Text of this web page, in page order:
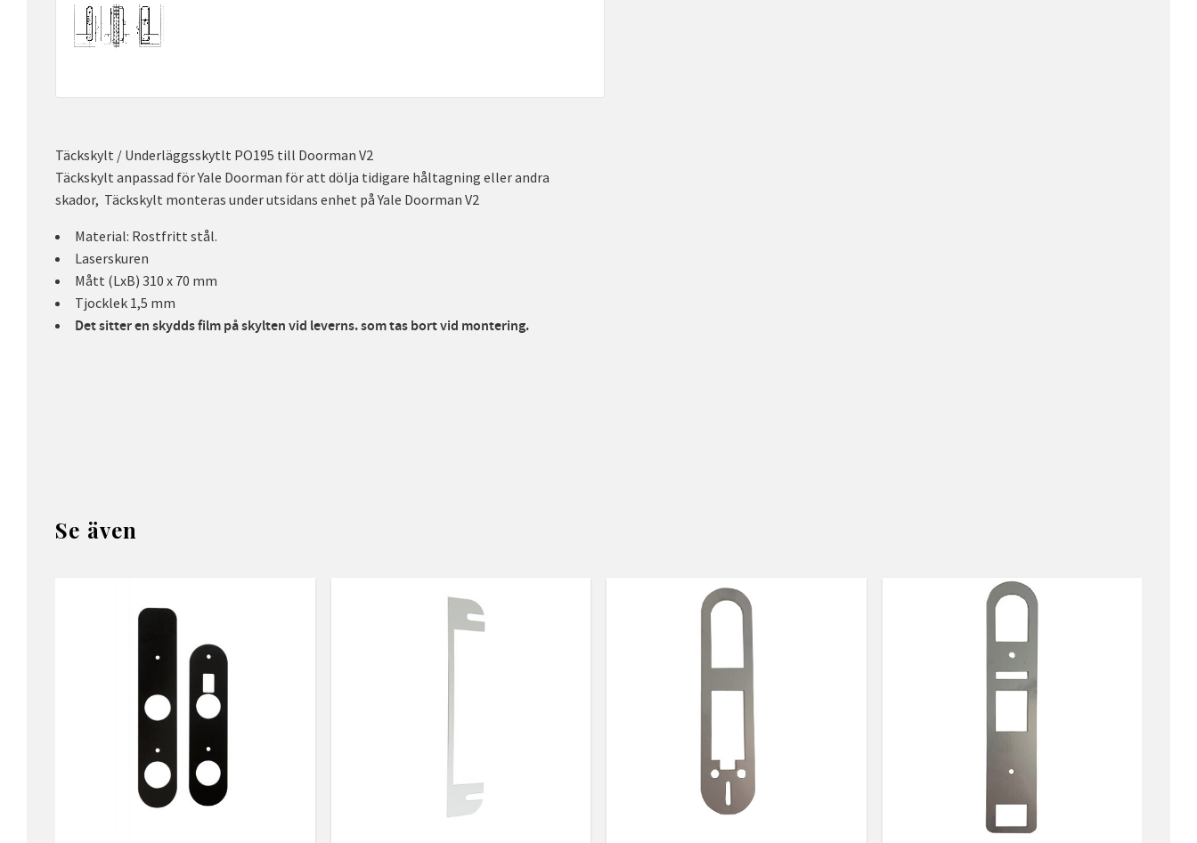
Täckskylt / Underläggsskytlt PO195 till Doorman V2
Täckskylt anpassad för Yale Doorman för att dölja tidigare håltagning eller andra
skador, Täckskylt monteras under utsidans enhet på Yale Doorman V2
Material: Rostfritt stål.
Laserskuren
Mått (LxB) 310 x 70 mm
Tjocklek 1,5 mm
Det sitter en skydds film på skylten vid leverns. som tas bort vid montering.
Se även